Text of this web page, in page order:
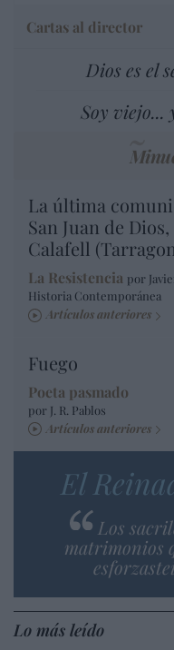
Cartas al director
Dios es el
Soy viejo...
La última
San Juan de
Calafell
La Resistencia por
Historia Contemporánea
Artículos anteriores
Fuego
Poeta pasmado
por J. R. Pablos
Artículos anteriores
El
Los
matrimonios
Lo más leído